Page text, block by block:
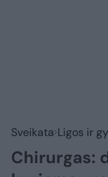
Sveikata Ligos ir
Chirurgas: